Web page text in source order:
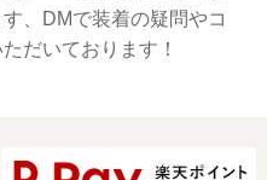
、DMで装着の疑問やコ
だいております！